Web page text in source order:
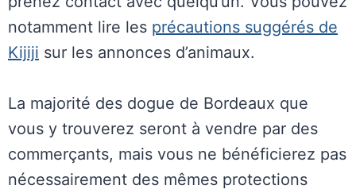
notamment lire les précautions suggérés de
Kijiji sur les annonces d’animaux.
La majorité des dogue de Bordeaux que
vous y trouverez seront à vendre par des
commerçants, mais vous ne bénéficierez pas
nécessairement des mêmes protections